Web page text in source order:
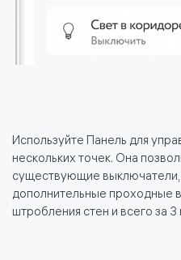
Используйте Панель для
нескольких точек. Она
существующие выключатели,
дополнительные проходные
штробления стен и всего за 3